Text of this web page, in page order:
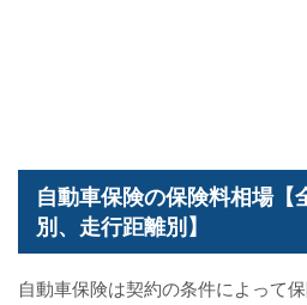
自動車保険の保険料相場【
別、走行距離別】
自動車保険は契約の条件によって